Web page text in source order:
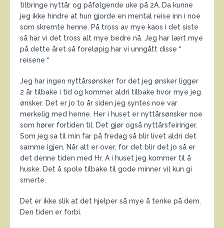
tilbringe nyttår og påfølgende uke på 2A. Da kunne
jeg ikke hindre at hun gjorde en mental reise inn i noe
som skremte henne. På tross av mye kaos i det siste
så har vi det tross alt mye bedre nå. Jeg har lært mye
på dette året så foreløpig har vi unngått disse “
reisene “
Jeg har ingen nyttårsønsker for det jeg ønsker ligger
2 år tilbake i tid og kommer aldri tilbake hvor mye jeg
ønsker. Det er jo to år siden jeg syntes noe var
merkelig med henne. Her i huset er nyttårsønsker noe
som hører fortiden til. Det gjør også nyttårsfeiringer.
Som jeg sa til min far på fredag så blir livet aldri det
samme igjen. Når alt er over, for det blir det jo så er
det denne tiden med Hr. A i huset jeg kommer til å
huske. Det å spole tilbake til gode minner vil kun gi
smerte.
Det er ikke slik at det hjelper så mye å tenke på dem.
Den tiden er forbi.